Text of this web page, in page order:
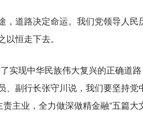
道路决定命运。我们党领导人民
恒走下去。
现中华民族伟大复兴的正确道路
、副行长张守川说，我们要坚持
责主业，全力做深做精金融“五篇